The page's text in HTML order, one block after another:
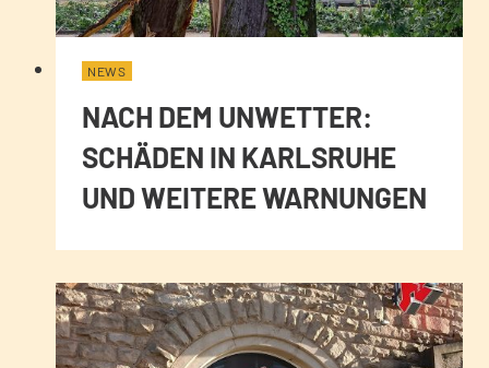
NEWS
NACH DEM UNWETTER:
SCHÄDEN IN KARLSRUHE
UND WEITERE WARNUNGEN